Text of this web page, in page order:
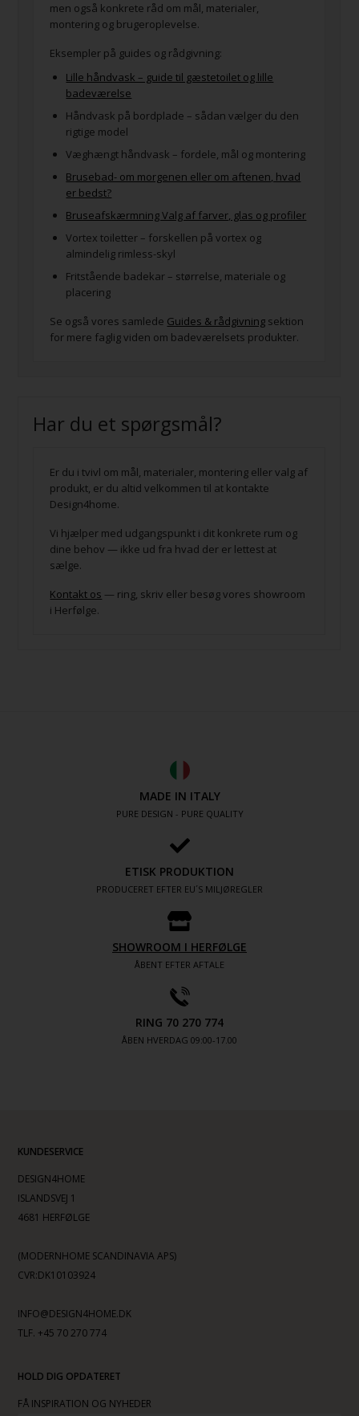
men også konkrete råd om mål, materialer,
montering og brugeroplevelse.
Eksempler på guides og rådgivning:
Lille håndvask – guide til gæstetoilet og lille
badeværelse
Håndvask på bordplade – sådan vælger du den
rigtige model
Væghængt håndvask – fordele, mål og montering
Brusebad- om morgenen eller om aftenen, hvad
er bedst?
Bruseafskærmning Valg af farver, glas og profiler
Vortex toiletter – forskellen på vortex og
almindelig rimless-skyl
Fritstående badekar – størrelse, materiale og
placering
Se også vores samlede Guides & rådgivning sektion
for mere faglig viden om badeværelsets produkter.
Har du et spørgsmål?
Er du i tvivl om mål, materialer, montering eller valg af
produkt, er du altid velkommen til at kontakte
Design4home.
Vi hjælper med udgangspunkt i dit konkrete rum og
dine behov — ikke ud fra hvad der er lettest at
sælge.
Kontakt os — ring, skriv eller besøg vores showroom
i Herfølge.
MADE IN ITALY
PURE DESIGN - PURE QUALITY
ETISK PRODUKTION
PRODUCERET EFTER EU´S MILJØREGLER
SHOWROOM I HERFØLGE
ÅBENT EFTER AFTALE
RING 70 270 774
ÅBEN HVERDAG 09:00-17.00
KUNDESERVICE
DESIGN4HOME
ISLANDSVEJ 1
4681 HERFØLGE
(MODERNHOME SCANDINAVIA APS)
CVR:DK10103924
INFO@DESIGN4HOME.DK
TLF. +45 70 270 774
HOLD DIG OPDATERET
FÅ INSPIRATION OG NYHEDER